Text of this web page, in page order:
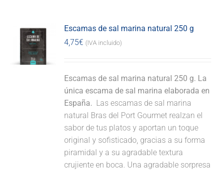
Escamas de sal marina natural 250 g
4,75€ (IVA incluido)
Escamas de sal marina natural 250 g. La
única escama de sal marina elaborada en
España. Las escamas de sal marina
natural Bras del Port Gourmet realzan el
sabor de tus platos y aportan un toque
original y sofisticado, gracias a su forma
piramidal y a su agradable textura
crujiente en boca. Una agradable sorpresa